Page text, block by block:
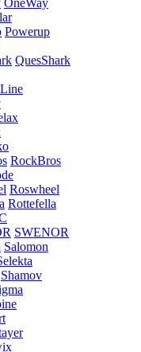
OneWay
Powerup
QuesShark
RockBros
Roswheel
Rottefella
SWENOR
Salomon
Shamov